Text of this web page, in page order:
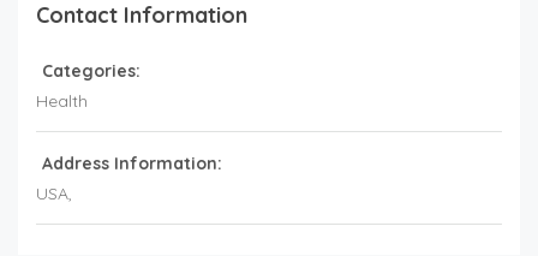
Contact Information
Categories:
Health
Address Information:
USA,